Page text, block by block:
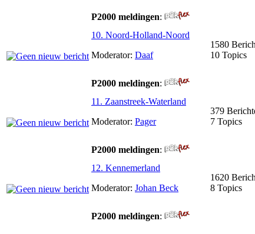
P2000 meldingen:
10. Noord-Holland-Noord
Moderator: Daaf
1580
10 Topics
P2000 meldingen:
11. Zaanstreek-Waterland
Moderator: Pager
379
7 Topics
P2000 meldingen:
12. Kennemerland
Moderator: Johan Beck
1620
8 Topics
P2000 meldingen: